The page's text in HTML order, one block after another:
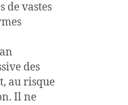
de vastes
des
au risque
Il ne